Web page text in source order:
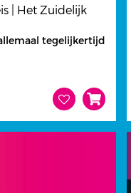
| Het Zuidelijk
tegelijkertijd